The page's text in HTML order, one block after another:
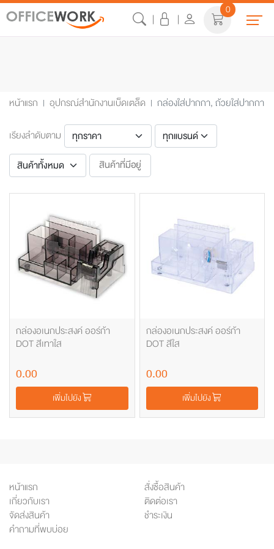
0
หมวดหมู่สินค้า
หน้าแรก อุปกรณ์สำนักงานเบ็ดเตล็ด กล่องใส่ปากกา, ถ้วยใส่ปากกา
เรียงลำดับตาม
สินค้าที่มีอยู่
กล่องอเนกประสงค์ ออร์ก้า
DOT สีเทาใส
0.00
เพิ่มไปยัง
กล่องอเนกประสงค์ ออร์ก้า
DOT สีใส
0.00
เพิ่มไปยัง
หน้าแรก
สั่งซื้อสินค้า
เกี่ยวกับเรา
ติดต่อเรา
จัดส่งสินค้า
ชำระเงิน
คำถามที่พบบ่อย